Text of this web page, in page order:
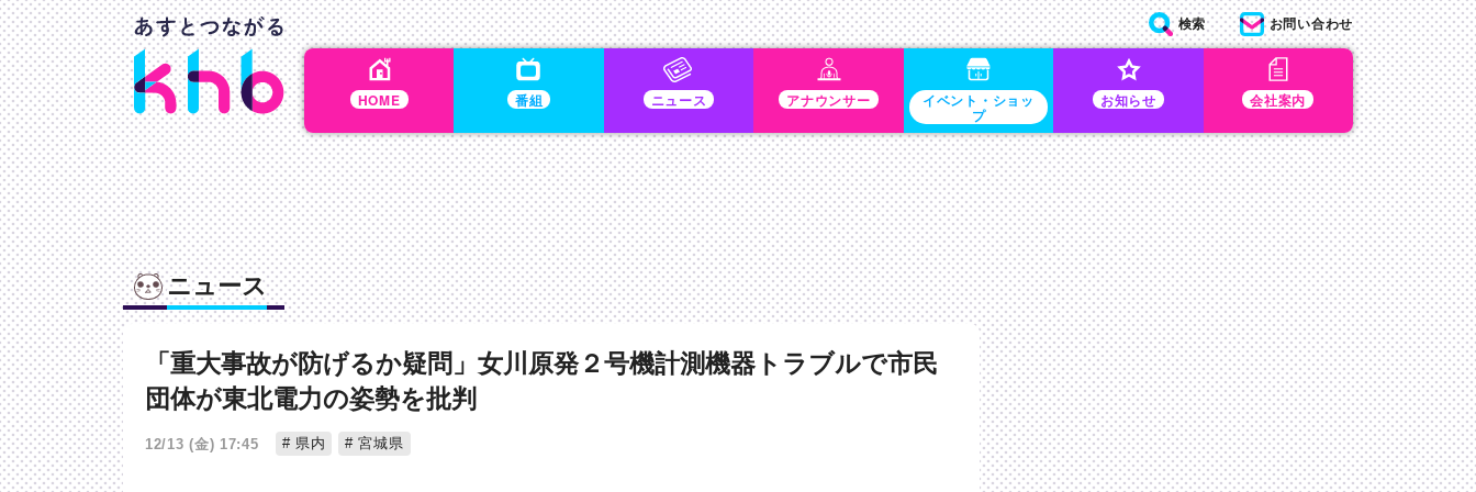
HOME 番組 ニュース アナウンサー イベント・ショッ
プ
お知らせ 会社案内
検索 お問い合わせ
ニュース
「重大事故が防げるか疑問」女川原発２号機計測機器トラブルで市民
団体が東北電力の姿勢を批判
12/13 (金) 17:45 県内 宮城県